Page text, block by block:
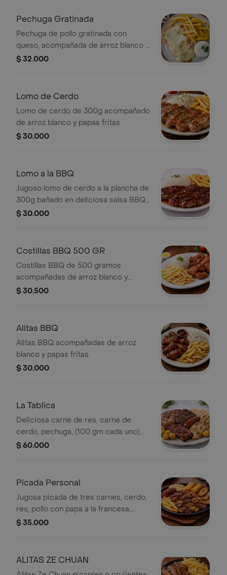
Pechuga Gratinada
Pechuga de pollo gratinada con
queso, acompañada de arroz blanco y
papas fritas.
$ 32.000
Lomo de Cerdo
Lomo de cerdo de 300g acompañado
de arroz blanco y papas fritas.
$ 30.000
Lomo a la BBQ
Jugoso lomo de cerdo a la plancha de
300g bañado en deliciosa salsa BBQ
que resalta su sabor ahumado y
$ 30.000
Costillas BBQ 500 GR
Costillas BBQ de 500 gramos
acompañadas de arroz blanco y
papas fritas.
$ 30.500
Alitas BBQ
Alitas BBQ acompañadas de arroz
blanco y papas fritas.
$ 30.000
La Tablica
Deliciosa carne de res, carne de
cerdo, pechuga, (100 gm cada uno)
chorizo santo rosano, trozo costilla
$ 60.000
Picada Personal
Jugosa picada de tres carnes, cerdo,
res, pollo con papa a la francesa,
yuca, chorizo, arepa, plátano.
$ 35.000
ALITAS ZE CHUAN